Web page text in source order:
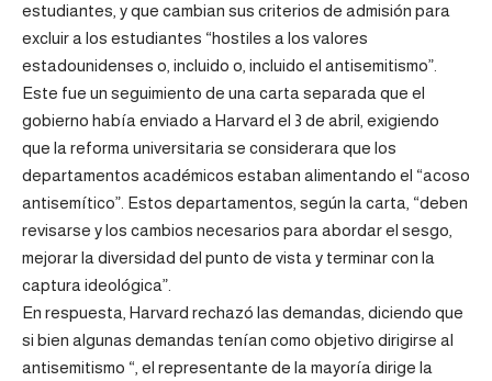
estudiantes, y que cambian sus criterios de admisión para
excluir a los estudiantes “hostiles a los valores
estadounidenses o, incluido o, incluido el antisemitismo”.
Este fue un seguimiento de una carta separada que el
gobierno había enviado a Harvard el 3 de abril, exigiendo
que la reforma universitaria se considerara que los
departamentos académicos estaban alimentando el “acoso
antisemítico”. Estos departamentos, según la carta, “deben
revisarse y los cambios necesarios para abordar el sesgo,
mejorar la diversidad del punto de vista y terminar con la
captura ideológica”.
En respuesta, Harvard rechazó las demandas, diciendo que
si bien algunas demandas tenían como objetivo dirigirse al
antisemitismo “, el representante de la mayoría dirige la